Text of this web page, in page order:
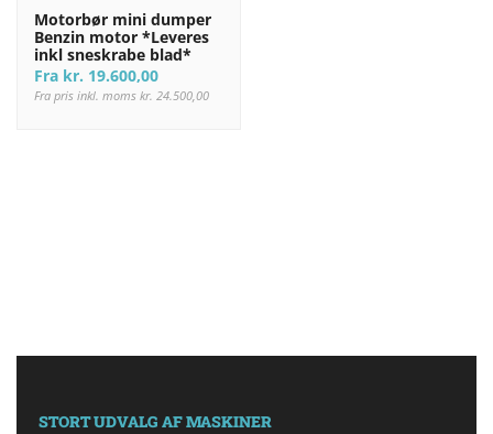
Motorbør mini dumper
Benzin motor *Leveres
inkl sneskrabe blad*
Fra kr. 19.600,00
Fra pris inkl. moms kr. 24.500,00
STORT UDVALG AF MASKINER